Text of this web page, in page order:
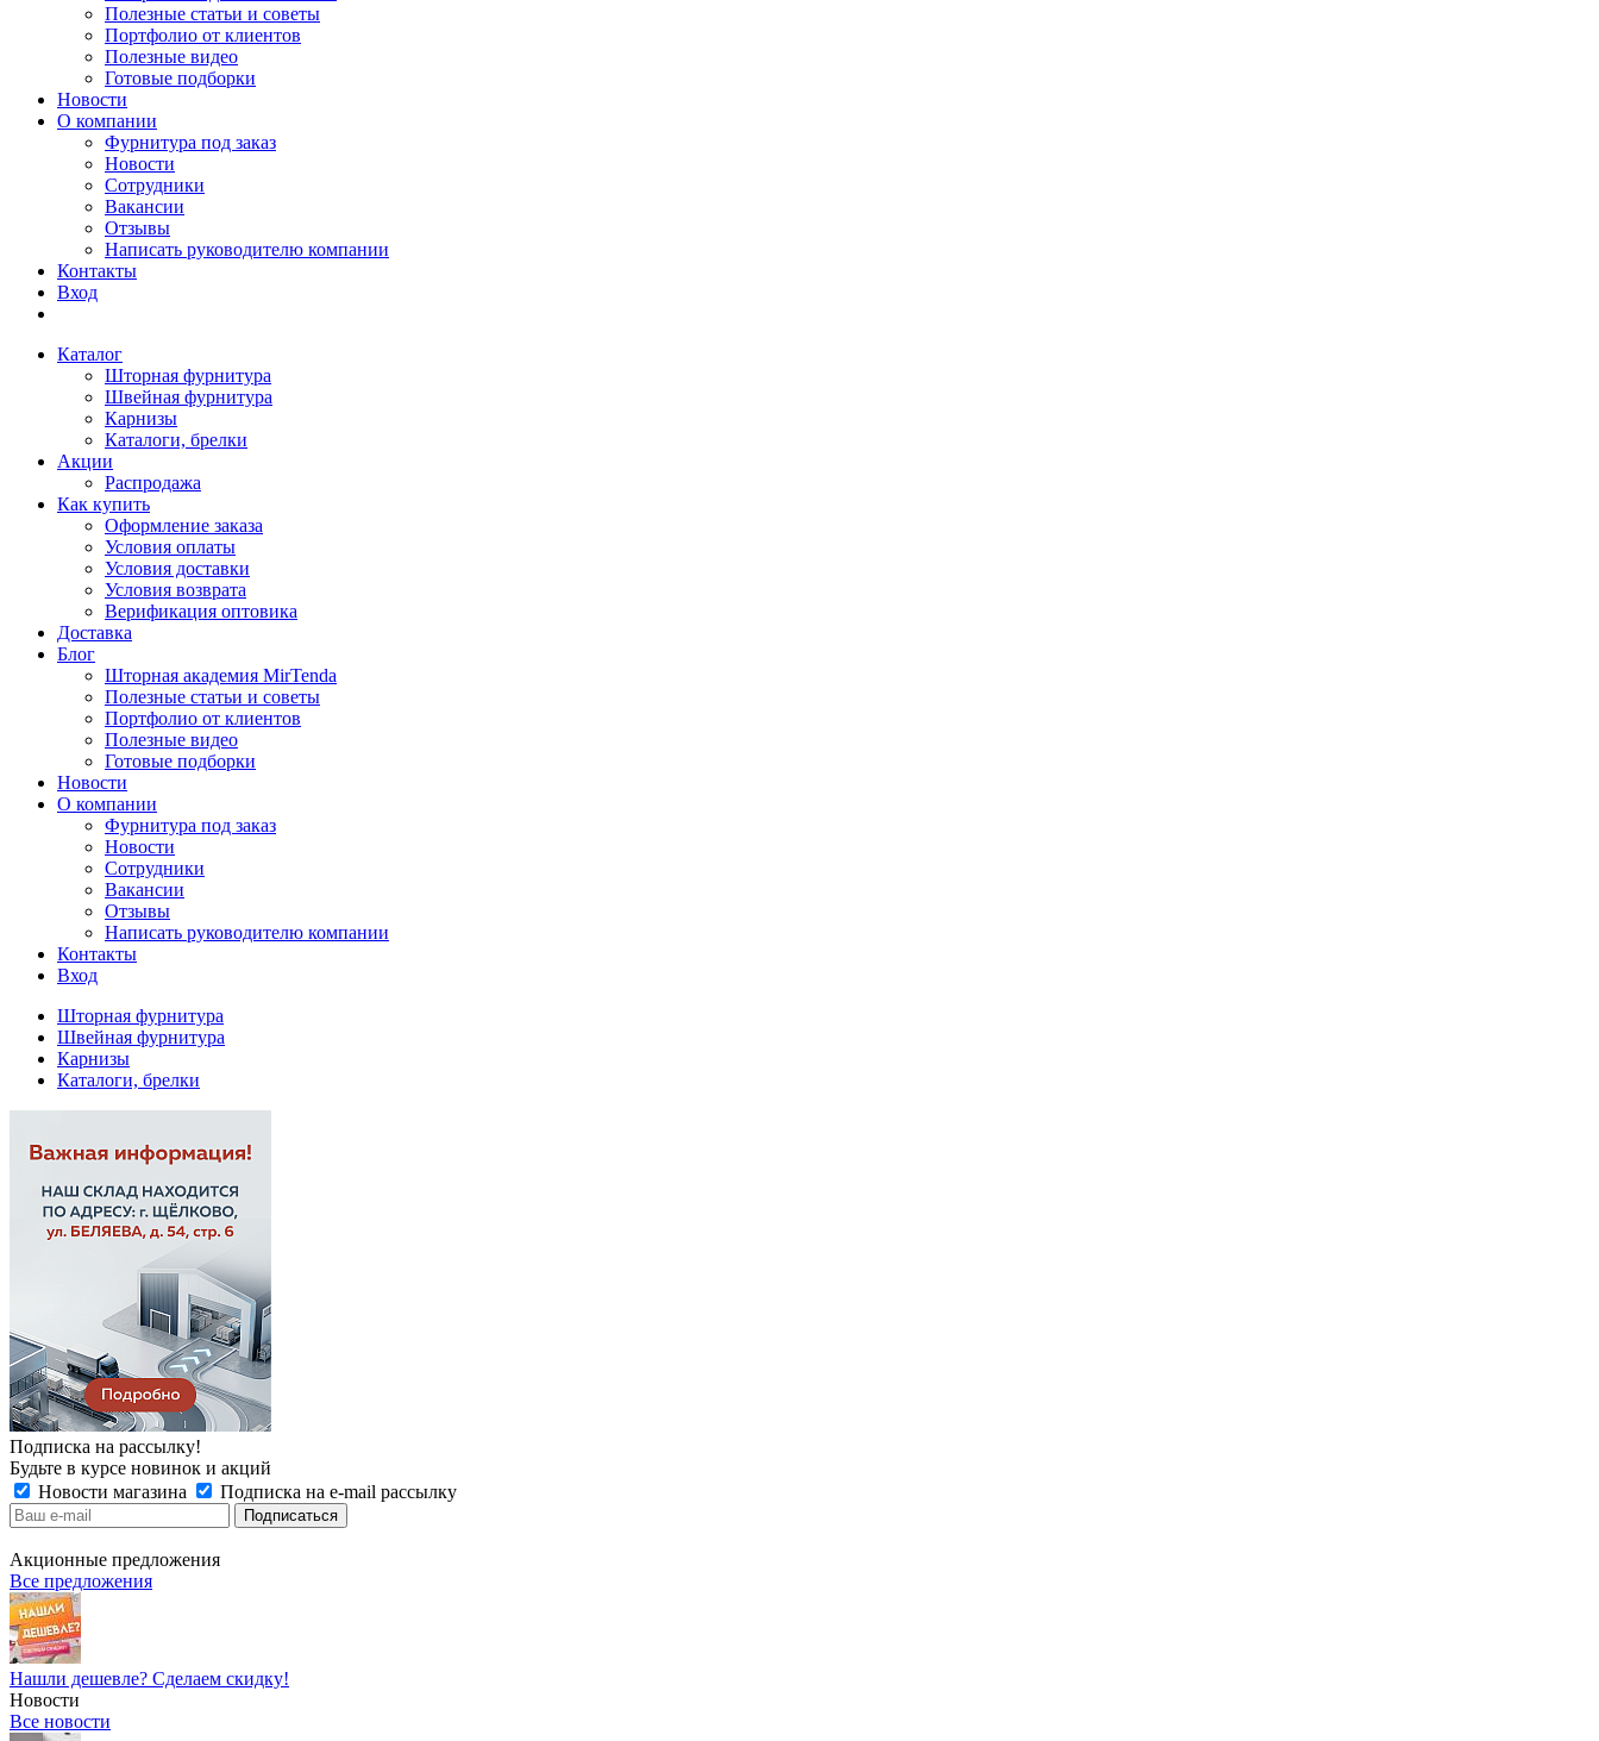
Полезные статьи и советы
Портфолио от клиентов
Полезные видео
Готовые подборки
Новости
О компании
Фурнитура под заказ
Новости
Сотрудники
Вакансии
Отзывы
Написать руководителю компании
Контакты
Вход
Каталог
Шторная фурнитура
Швейная фурнитура
Карнизы
Каталоги, брелки
Акции
Распродажа
Как купить
Оформление заказа
Условия оплаты
Условия доставки
Условия возврата
Верификация оптовика
Доставка
Блог
Шторная академия MirTenda
Полезные статьи и советы
Портфолио от клиентов
Полезные видео
Готовые подборки
Новости
О компании
Фурнитура под заказ
Новости
Сотрудники
Вакансии
Отзывы
Написать руководителю компании
Контакты
Вход
Шторная фурнитура
Швейная фурнитура
Карнизы
Каталоги, брелки
Подписка на рассылку!
Будьте в курсе новинок и акций
Новости магазина
Подписка на e-mail рассылку
Акционные предложения
Все предложения
Нашли дешевле? Сделаем скидку!
Новости
Все новости